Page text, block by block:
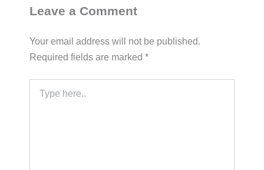
Leave a Comment
Your email address will not be published.
Required fields are marked *
here..